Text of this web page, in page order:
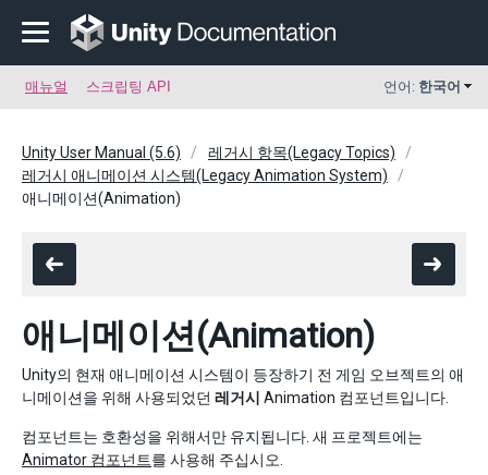
매뉴얼 스크립팅 API 언어: 한국어
Unity User Manual (5.6)
레거시 항목(Legacy Topics)
레거시 애니메이션 시스템(Legacy Animation System)
애니메이션(Animation)
애니메이션(Animation)
Unity의 현재 애니메이션 시스템이 등장하기 전 게임 오브젝트의 애
니메이션을 위해 사용되었던 레거시 Animation 컴포넌트입니다.
컴포넌트는 호환성을 위해서만 유지됩니다. 새 프로젝트에는
Animator 컴포넌트를 사용해 주십시오.